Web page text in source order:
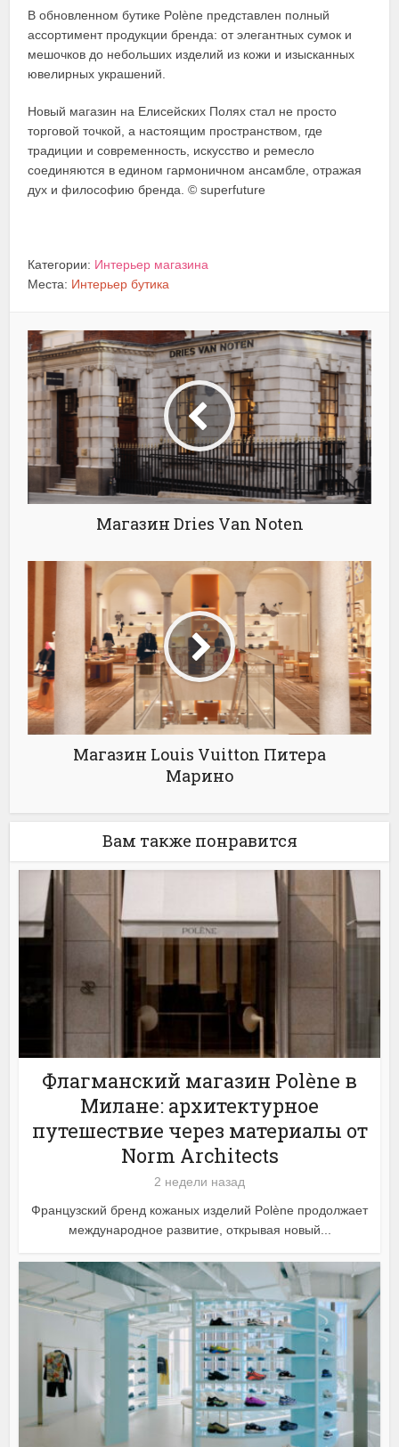
В обновленном бутике Polène представлен полный
ассортимент продукции бренда: от элегантных сумок и
мешочков до небольших изделий из кожи и изысканных
ювелирных украшений.
Новый магазин на Елисейских Полях стал не просто
торговой точкой, а настоящим пространством, где
традиции и современность, искусство и ремесло
соединяются в едином гармоничном ансамбле, отражая
дух и философию бренда. © superfuture
Категории: Интерьер магазина
Места: Интерьер бутика
Магазин Dries Van Noten
Магазин Louis Vuitton Питера
Марино
Вам также понравится
Флагманский магазин Polène в
Милане: архитектурное
путешествие через материалы от
Norm Architects
2 недели назад
Французский бренд кожаных изделий Polène продолжает
международное развитие, открывая новый...